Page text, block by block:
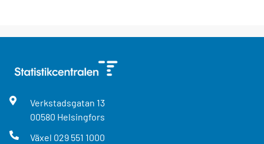
Verkstadsgatan 13
00580 Helsingfors
Växel 029 551 1000